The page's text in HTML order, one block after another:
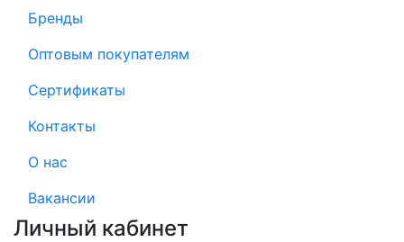
Бренды
Оптовым покупателям
Сертификаты
Контакты
О нас
Вакансии
Личный кабинет